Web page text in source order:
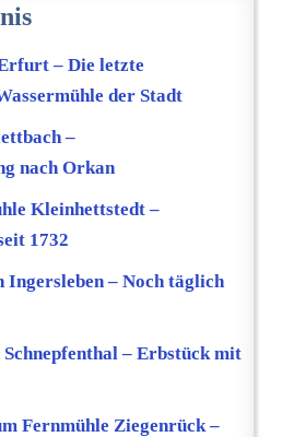
– Die letzte
der Stadt
–
nach Orkan
Kleinhettstedt –
1732
– Noch täglich
Schnepfenthal – Erbstück mit
Fernmühle Ziegenrück –